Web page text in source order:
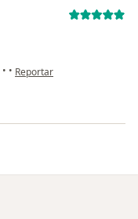
• • en opinión del usuario
Reportar